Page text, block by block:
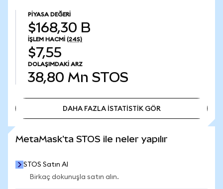
PIYASA DEĞERI
$168,30 B
İŞLEM HACMI (24S)
$7,55
DOLAŞIMDAKI ARZ
38,80 Mn STOS
DAHA FAZLA İSTATİSTİK GÖR
MetaMask'ta STOS ile neler yapılır
STOS Satın Al
Birkaç dokunuşla satın alın.